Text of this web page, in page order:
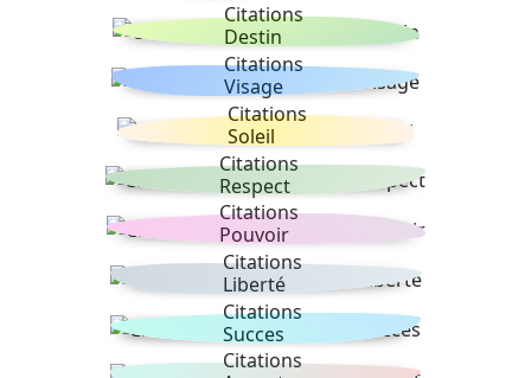
Citations
Destin
Citations
Visage
Citations
Soleil
Citations
Respect
Citations
Pouvoir
Citations
Liberté
Citations
Succes
Citations